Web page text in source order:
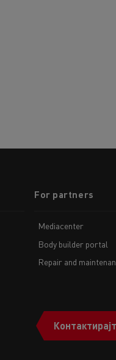
For partners
Mediacenter
Body builder portal
Repair and